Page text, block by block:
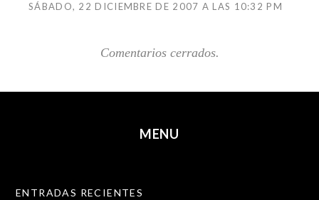
SÁBADO, 22 DICIEMBRE DE 2007 A LAS 10:32 PM
Comentarios cerrados.
MENU
ENTRADAS RECIENTES